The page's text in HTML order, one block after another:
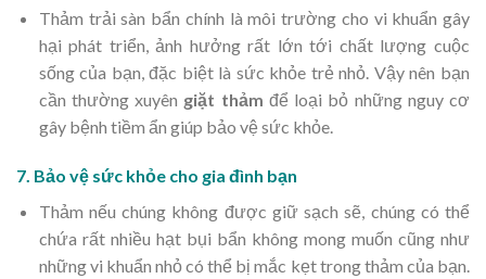
Thảm trải sàn bẩn chính là môi trường cho vi khuẩn gây
hại phát triển, ảnh hưởng rất lớn tới chất lượng cuộc
sống của bạn, đặc biệt là sức khỏe trẻ nhỏ. Vậy nên bạn
cần thường xuyên giặt thảm để loại bỏ những nguy cơ
gây bệnh tiềm ẩn giúp bảo vệ sức khỏe.
7. Bảo vệ sức khỏe cho gia đình bạn
Thảm nếu chúng không được giữ sạch sẽ, chúng có thể
chứa rất nhiều hạt bụi bẩn không mong muốn cũng như
những vi khuẩn nhỏ có thể bị mắc kẹt trong thảm của bạn.